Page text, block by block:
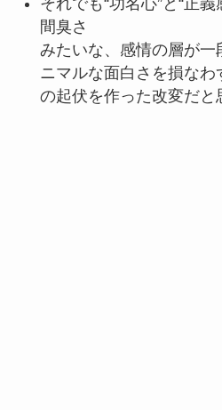
それでも“功名心”と“正
間臭さ
みたいな、感情の層が一
ニマルな面白さを損なわ
の起伏を作った改変だと